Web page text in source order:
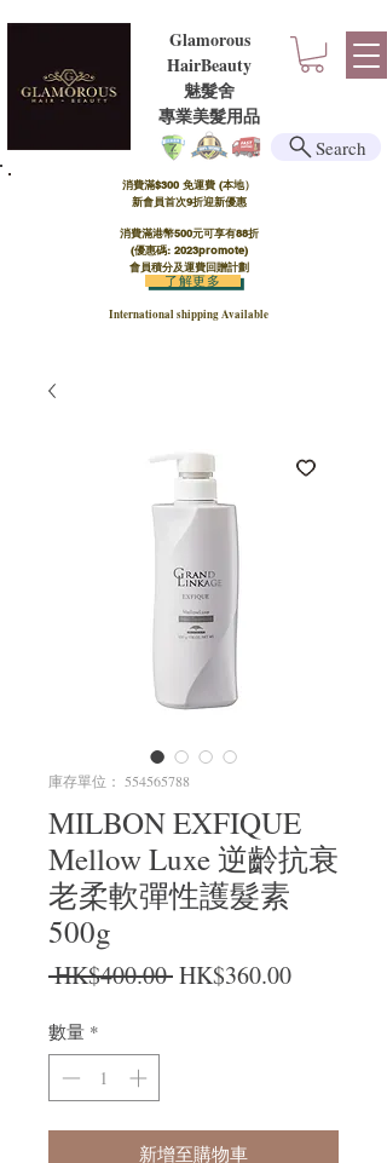
Glamorous
HairBeauty
魅髮舍
​​專業美髮用品
消費滿$300 免運費 (本地）​
新會員首次9折迎新優惠
消費滿港幣500元可享有88折
(優惠碼: 2023promote)
會員積分及運費回贈計劃
International shipping Available
了解更多
Search
庫存單位： 554565788
MILBON EXFIQUE
Mellow Luxe 逆齡抗衰
老柔軟彈性護髮素
500g
HK$400.00 一般價格
HK$360.00促銷價格
數量 *
新增至購物車